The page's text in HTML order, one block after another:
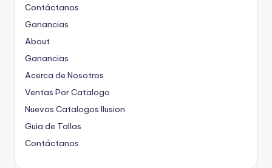
Contáctanos
Ganancias
About
Ganancias
Acerca de Nosotros
Ventas Por Catalogo
Nuevos Catalogos Ilusion
Guia de Tallas
Contáctanos